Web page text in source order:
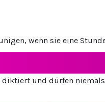
wenn sie eine
und dürfen